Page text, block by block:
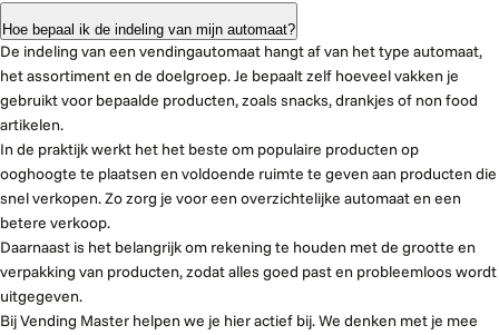
Hoe bepaal ik de indeling van mijn automaat?
De indeling van een vendingautomaat hangt af van het type automaat,
het assortiment en de doelgroep. Je bepaalt zelf hoeveel vakken je
gebruikt voor bepaalde producten, zoals snacks, drankjes of non food
artikelen.
In de praktijk werkt het het beste om populaire producten op
ooghoogte te plaatsen en voldoende ruimte te geven aan producten die
snel verkopen. Zo zorg je voor een overzichtelijke automaat en een
betere verkoop.
Daarnaast is het belangrijk om rekening te houden met de grootte en
verpakking van producten, zodat alles goed past en probleemloos wordt
uitgegeven.
Bij Vending Master helpen we je hier actief bij. We denken met je mee